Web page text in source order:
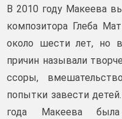
В 2010 году Макеева
композитора Глеба
около шести лет, но
причин называли
ссоры,
попытки завести
года Макеева